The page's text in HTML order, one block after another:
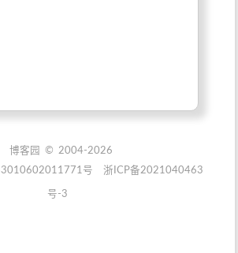
博客园 © 2004-2026
号 浙ICP备2021040463
号-3